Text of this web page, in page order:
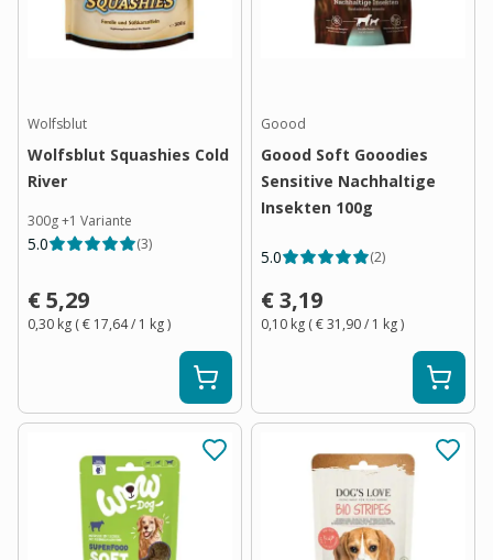
Wolfsblut
Wolfsblut Squashies Cold
River
300g+1 Variante
5.0 (3)
€ 5,29
0,30 kg (€ 17,64/ 1 kg)
Goood
Goood Soft Gooodies
Sensitive Nachhaltige
Insekten 100g
5.0 (2)
€ 3,19
0,10 kg (€ 31,90/ 1 kg)